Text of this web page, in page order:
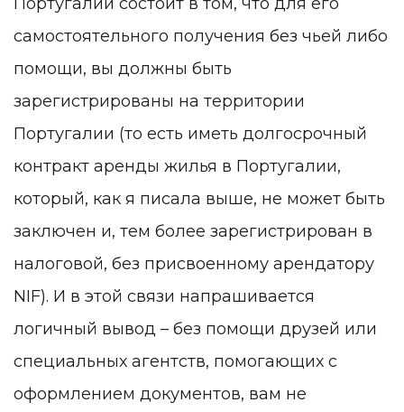
самостоятельного получения без чьей либо
помощи, вы должны быть
зарегистрированы на территории
Португалии (то есть иметь долгосрочный
контракт аренды жилья в Португалии,
который, как я писала выше, не может быть
заключен и, тем более зарегистрирован в
налоговой, без присвоенному арендатору
NIF). И в этой связи напрашивается
логичный вывод – без помощи друзей или
специальных агентств, помогающих с
оформлением документов, вам не